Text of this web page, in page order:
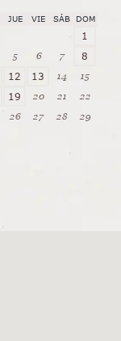
JUE VIE SÁB DOM
1
5 6 7 8
12 13 14 15
19 20 21
22
26 27 28
29